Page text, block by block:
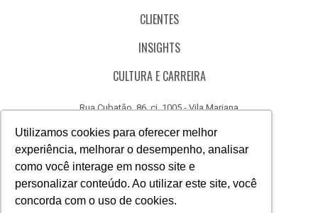
Utilizamos cookies para oferecer melhor
experiência, melhorar o desempenho, analisar
como você interage em nosso site e
personalizar conteúdo. Ao utilizar este site, você
concorda com o uso de cookies.
CLIENTES
INSIGHTS
CULTURA E CARREIRA
Rua Cubatão, 86, cj. 1005 - Vila Mariana
CÓDIGO DE ÉTICA
CANAL DE DENÚNCIAS